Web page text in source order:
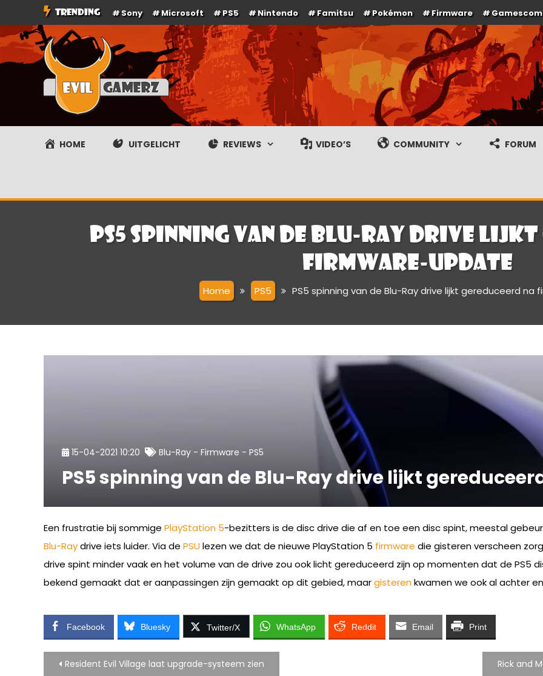
naar
de
TRENDING Sony Microsoft PS5 Nintendo Famitsu Pokémon Firmware Gamescom
Evilgamerz
Het meest interessante game nieuws, reviews, coverage en gameplay streams
HOME UITGELICHT REVIEWS VIDEO’S COMMUNITY FORUM
PS5 spinning van de Blu-Ray drive
firmware-update
Home PS5 PS5 spinning van de Blu-Ray drive lijkt gereduceerd
15-04-2021 10:20 Blu-Ray - Firmware - PS5
PS5 spinning van de Blu-Ray drive lijkt
Een frustratie bij sommige PlayStation 5-bezitters is de disc drive die af en toe een disc spint, meestal
Blu-Raydrive iets luider. Via de PSU lezen we dat de nieuwe PlayStation 5 firmware die gisteren verscheen
drive spint minder vaak en het volume van de drive zou ook licht gereduceerd zijn op momenten dat de PS5
bekend gemaakt dat er aanpassingen zijn gemaakt op dit gebied, maargisteren kwamen we ook al achter
Facebook Bluesky Twitter/X WhatsApp Reddit Email Print
Bericht
Resident Evil Village laat upgrade-systeem zien Rick and